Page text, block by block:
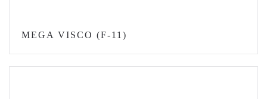
MEGA VISCO (F-11)